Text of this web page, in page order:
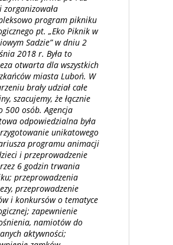
zorganizowała
program pikniku
pt. „Eko Piknik w
Sadzie” w dniu 2
2018 r. Była to
otwarta dla wszystkich
miasta Luboń. W
brały udział całe
szacujemy, że łącznie
500 osób. Agencja
odpowiedzialna była
unikatowego
programu animacji
i przeprowadzenie
6 godzin trwania
przeprowadzenia
przeprowadzenie
i konkursów o tematyce
zapewnienie
namiotów do
aktywności;